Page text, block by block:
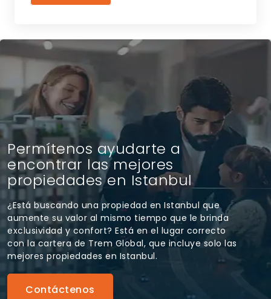
Permítenos ayudarte a
encontrar las mejores
propiedades en Istanbul
¿Está buscando una propiedad en Istanbul que
aumente su valor al mismo tiempo que le brinda
exclusividad y confort? Está en el lugar correcto
con la cartera de Trem Global, que incluye solo las
mejores propiedades en Istanbul.
Contáctenos